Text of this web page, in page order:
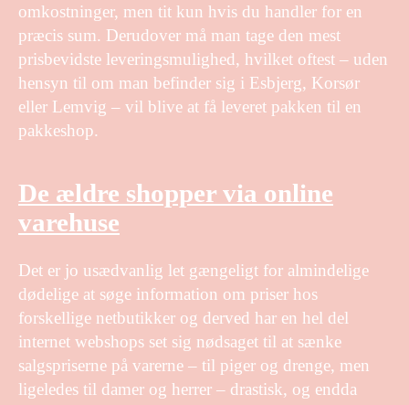
omkostninger, men tit kun hvis du handler for en
præcis sum. Derudover må man tage den mest
prisbevidste leveringsmulighed, hvilket oftest – uden
hensyn til om man befinder sig i Esbjerg, Korsør
eller Lemvig – vil blive at få leveret pakken til en
pakkeshop.
De ældre shopper via online
varehuse
Det er jo usædvanlig let gængeligt for almindelige
dødelige at søge information om priser hos
forskellige netbutikker og derved har en hel del
internet webshops set sig nødsaget til at sænke
salgspriserne på varerne – til piger og drenge, men
ligeledes til damer og herrer – drastisk, og endda